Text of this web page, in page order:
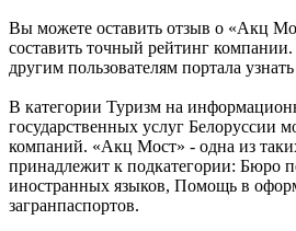
Вы можете оставить отзыв о «Акц
составить точный рейтинг
другим пользователям портала
В категории Туризм на
государственных услуг Белоруссии
компаний. «Акц Мост» - одна из
принадлежит к подкатегории: Бюро
иностранных языков, Помощь в
загранпаспортов.